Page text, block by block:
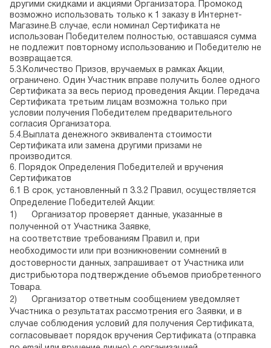
другими скидками и акциями Организатора. Промокод
возможно использовать только к 1 заказу в Интернет-
Магазине.В случае, если номинал Сертификата не
использован Победителем полностью, оставшаяся сумма
не подлежит повторному использованию и Победителю не
возвращается.
5.3.Количество Призов, вручаемых в рамках Акции,
ограничено. Один Участник вправе получить более одного
Сертификата за весь период проведения Акции. Передача
Сертификата третьим лицам возможна только при
условии получения Победителем предварительного
согласия Организатора.
5.4.Выплата денежного эквивалента стоимости
Сертификата или замена другими призами не
производится.
6. Порядок Определения Победителей и вручения
Сертификатов
6.1 В срок, установленный п 3.3.2 Правил, осуществляется
Определение Победителей Акции:
1) Организатор проверяет данные, указанные в
полученной от Участника Заявке,
на соответствие требованиям Правил и, при
необходимости или при возникновении сомнений в
достоверности данных, запрашивает от Участника или
дистрибьютора подтверждение объемов приобретенного
Товара.
2) Организатор ответным сообщением уведомляет
Участника о результатах рассмотрения его Заявки, и в
случае соблюдения условий для получения Сертификата,
согласовывает порядок вручения Сертификата (отправка